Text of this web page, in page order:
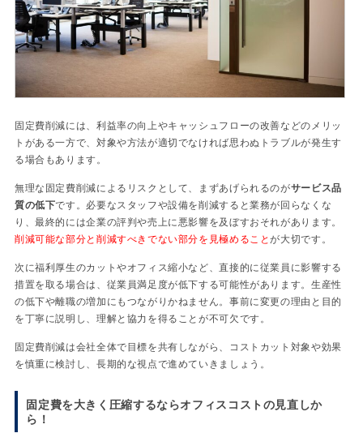
固定費削減には、利益率の向上やキャッシュフローの改善などのメリッ
トがある一方で、対象や方法が適切でなければ思わぬトラブルが発生す
る場合もあります。
無理な固定費削減によるリスクとして、まずあげられるのがサービス品
質の低下です。必要なスタッフや設備を削減すると業務が回らなくな
り、最終的には企業の評判や売上に悪影響を及ぼすおそれがあります。
削減可能な部分と削減すべきでない部分を見極めることが大切です。
次に福利厚生のカットやオフィス縮小など、直接的に従業員に影響する
措置を取る場合は、従業員満足度が低下する可能性があります。生産性
の低下や離職の増加にもつながりかねません。事前に変更の理由と目的
を丁寧に説明し、理解と協力を得ることが不可欠です。
固定費削減は会社全体で目標を共有しながら、コストカット対象や効果
を慎重に検討し、長期的な視点で進めていきましょう。
固定費を大きく圧縮するならオフィスコストの見直しか
ら！